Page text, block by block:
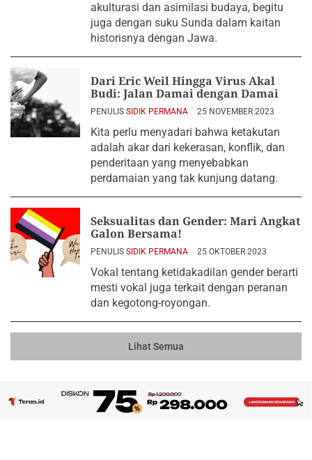
akulturasi dan asimilasi budaya, begitu
juga dengan suku Sunda dalam kaitan
historisnya dengan Jawa.
Dari Eric Weil Hingga Virus Akal
Budi: Jalan Damai dengan Damai
PENULIS SIDIK PERMANA 25 NOVEMBER 2023
Kita perlu menyadari bahwa ketakutan
adalah akar dari kekerasan, konflik, dan
penderitaan yang menyebabkan
perdamaian yang tak kunjung datang.
Seksualitas dan Gender: Mari Angkat
Galon Bersama!
PENULIS SIDIK PERMANA 25 OKTOBER 2023
Vokal tentang ketidakadilan gender berarti
mesti vokal juga terkait dengan peranan
dan kegotong-royongan.
Lihat Semua